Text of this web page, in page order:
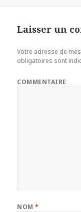
Laisser un
Votre adresse de
obligatoires sont
COMMENTAIRE
NOM*